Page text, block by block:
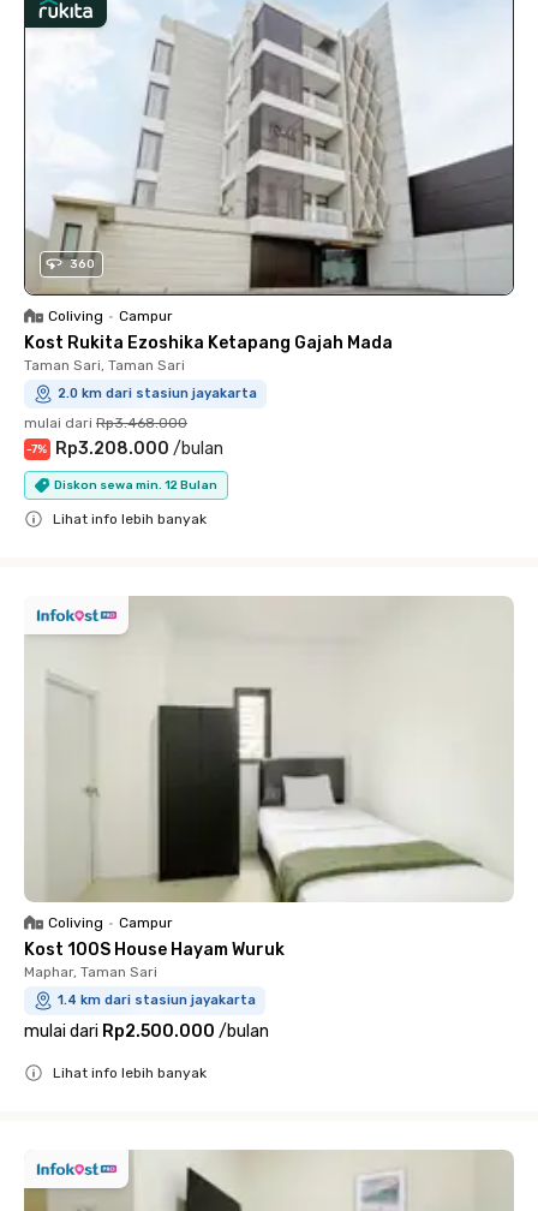
360
Coliving • Campur
Kost Rukita Ezoshika Ketapang Gajah Mada
Taman Sari, Taman Sari
2.0 km dari stasiun jayakarta
mulai dari Rp3.468.000
-7% Rp3.208.000 /bulan
Diskon sewa min. 12 Bulan
Lihat info lebih banyak
Coliving • Campur
Kost 100S House Hayam Wuruk
Maphar, Taman Sari
1.4 km dari stasiun jayakarta
mulai dari Rp2.500.000 /bulan
Lihat info lebih banyak